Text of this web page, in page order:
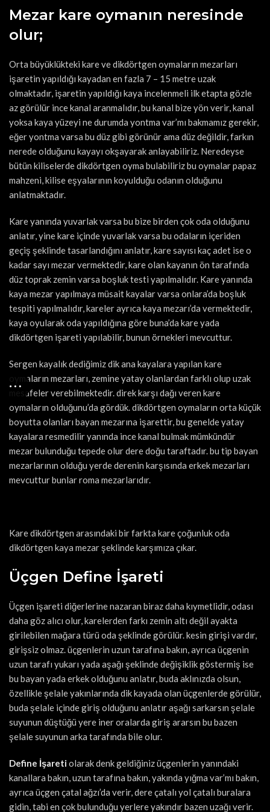
Mezar kare oymanın neresinde
olur;
Orta büyüklükteki kare ve dikdörtgen oymaların mezarları
işaretin yapıldığı kayadan en fazla 7 – 15 metre uzak
olmaktadır, işaretin yapıldığı kaya incelenmeli ilk etapta gözle
az görülür ince kanal aranmalıdır, bu kanal bize yön verir, kanal
yoksa kaya yüzeyi ne durumda yontma var’mı bakmamız gerekir,
eğer yontma varsa bu düz gibi görünür ama düz değildir, farkın
nerede olduğunu kayayı okşayarak anlayabiliriz. Neredeyse
bütün kiliselerde dikdörtgen oyma bulabiliriz bu oymalar papaz
mahzeni, kilise eşyalarının koyulduğu odanın olduğunu
anlatmaktadır.
Kare yanında yuvarlak varsa bu bize birden çok oda olduğunu
anlatır, yine kare içinde yuvarlak varsa bu odaların içeriden
geçiş şeklinde tasarlandığını anlatır, kare sayısı kaç adet ise o
kadar sayı mezar vermektedir, kare olan kayanın ön tarafında
düz toprak zemin varsa boşluk testi yapılmalıdır. Kare yanında
kaya mezar yapılmaya müsait kayalar varsa onlara’da boşluk
tespiti yapılmalıdır, kareler ayrıca kaya mezarı’da vermektedir,
kaya oyularak oda yapıldığına göre buna’da kare yada
dikdörtgen işareti yapılabilir, bunun örnekleri mevcuttur.
Sergen kayalık dediğimiz dik ana kayalara yapılan kare
oymaların mezarları, zemine yatay olanlardan farklı olup uzak
mesafeler verebilmektedir. direk karşı dağı veren kare
oymaların olduğunu’da gördük. dikdörtgen oymaların orta küçük
boyutta olanları bayan mezarına işarettir, bu genelde yatay
kayalara resmedilir yanında ince kanal bulmak mümkündür
mezar bulunduğu tepede olur dere doğu taraftadır. bu tip bayan
mezarlarının olduğu yerde derenin karşısında erkek mezarları
mevcuttur bunlar roma mezarlarıdır.
Kare dikdörtgen arasındaki bir farkta kare çoğunluk oda
dikdörtgen kaya mezar şeklinde karşımıza çıkar.
Üçgen Define İşareti
Üçgen işareti diğerlerine nazaran biraz daha kıymetlidir, odası
daha göz alıcı olur, karelerden farkı zemin altı değil ayakta
girilebilen mağara türü oda şeklinde görülür. kesin girişi vardır,
girişsiz olmaz. üçgenlerin uzun tarafına bakın, ayrıca üçgenin
uzun tarafı yukarı yada aşağı şeklinde değişiklik göstermiş ise
bu bayan yada erkek olduğunu anlatır, buda aklınızda olsun,
özellikle şelale yakınlarında dik kayada olan üçgenlerde görülür,
buda şelale içinde giriş olduğunu anlatır aşağı sarkarsın şelale
suyunun düştüğü yere iner oralarda giriş ararsın bu bazen
şelale suyunun arka tarafında bile olur.
Define İşaretiolarak denk geldiğiniz üçgenlerin yanındaki
kanallara bakın, uzun tarafına bakın, yakında yığma var’mı bakın,
ayrıca üçgen çatal ağzı’da verir, dere çatalı yol çatalı buralara
gidin, tabi en çok bulunduğu yerlere yakındır bazen uzağı verir.